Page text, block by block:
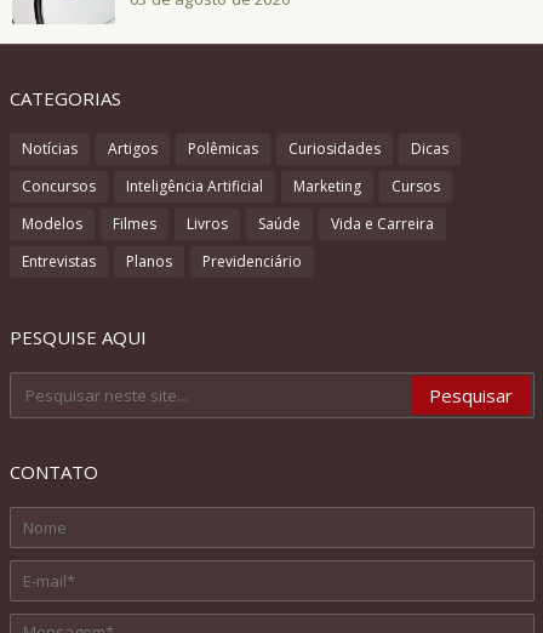
CATEGORIAS
Notícias Artigos Polêmicas Curiosidades
Dicas
Concursos
Inteligência Artificial Marketing
Cursos
Modelos
Filmes Livros Saúde
Vida e Carreira
Entrevistas
Planos Previdenciário
PESQUISE AQUI
CONTATO